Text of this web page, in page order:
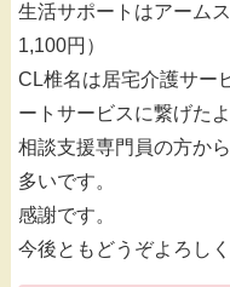
生活サポートはアーム
1,100円）
CL椎名は居宅介護サー
ートサービスに繋げたよ
相談支援専門員の方か
多いです。
感謝です。
今後ともどうぞよろし